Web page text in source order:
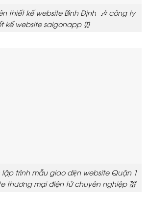
thiết kế website Bình Định 🎶 công ty
kế website saigonapp ⏰
lập trình mẫu giao diện website Quận 1
thương mại điện tử chuyên nghiệp 💒